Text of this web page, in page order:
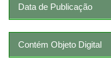
Data de Publicação
Contém Objeto Digital